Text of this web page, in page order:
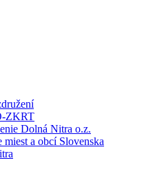
ZKRT
Dolná Nitra o.z.
a obcí Slovenska